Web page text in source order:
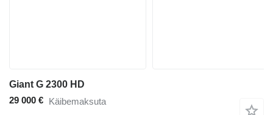
Giant G 2300 HD
29 000 € Käibemaksuta